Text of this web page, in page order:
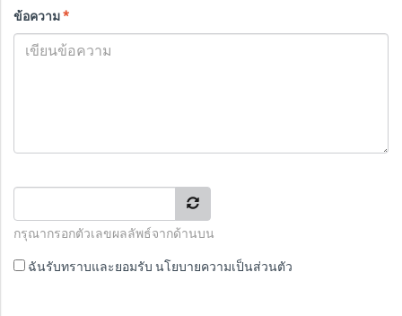
ข้อความ*
กรุณากรอกตัวเลขผลลัพธ์จากด้านบน
ฉันรับทราบและยอมรับ นโยบายความเป็นส่วนตัว